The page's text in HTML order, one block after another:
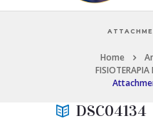
Home
FISIOTERAPIA
DSC04134